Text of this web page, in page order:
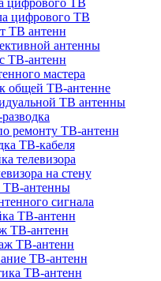
цифрового ТВ
цифрового ТВ
ТВ антенн
антенны
ТВ-антенн
мастера
общей ТВ-антенне
ТВ антенны
ремонту ТВ-антенн
ТВ-кабеля
телевизора
на стену
ТВ-антенны
сигнала
ТВ-антенн
ТВ-антенн
ТВ-антенн
ТВ-антенн
ТВ-антенн